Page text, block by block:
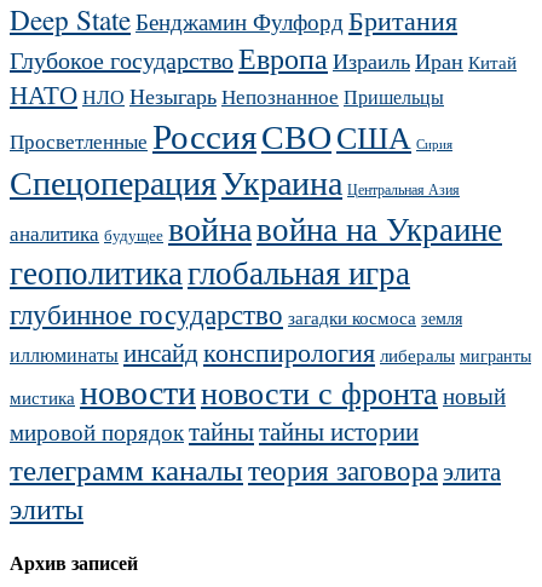
Deep StateБенджамин ФулфордБритания
Глубокое государствоЕвропаИзраильИран Китай
НАТОНЛО НезыгарьНепознанное Пришельцы
Просветленные РоссияСВОСША Сирия
СпецоперацияУкраина Центральная Азия
аналитика будущее войнавойна на Украине
геополитикаглобальная игра
глубинное государство загадки космоса земля
иллюминатыинсайдконспирология либералы мигранты
мистика новостиновости с фронтановый
мировой порядоктайнытайны истории
телеграмм каналытеория заговораэлита
элиты
Архив записей